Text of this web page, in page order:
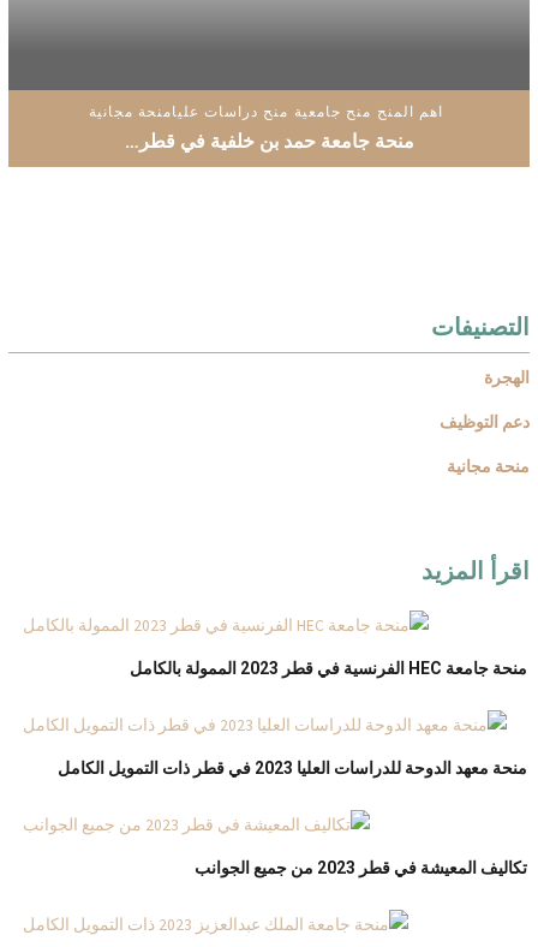
اهم المنح منح جامعية منح دراسات عليامنحة مجانية
منحة جامعة حمد بن خلفية في قطر…
التصنيفات
الهجرة
دعم التوظيف
منحة مجانية
اقرأ المزيد
منحة جامعة HEC الفرنسية في قطر 2023 الممولة بالكامل
منحة معهد الدوحة للدراسات العليا 2023 في قطر ذات التمويل الكامل
تكاليف المعيشة في قطر 2023 من جميع الجوانب